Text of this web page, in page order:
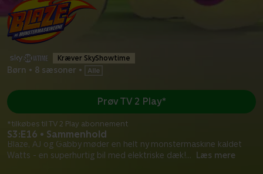
Kræver SkyShowtime
Børn • 8 sæsoner •
S3:E16 • Sammenhold
Blaze, AJ og Gabby møder en helt ny monstermaskine kaldet
Watts - en superhurtig bil med elektriske dæk!... Læs mere
Prøv TV 2 Play*
*tilkøbes til TV 2 Play abonnement